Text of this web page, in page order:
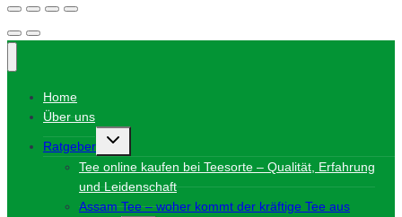
Home
Über uns
Ratgeber
Untermenü
Tee online kaufen bei Teesorte – Qualität, Erfahrung
und Leidenschaft
Assam Tee – woher kommt der kräftige Tee aus